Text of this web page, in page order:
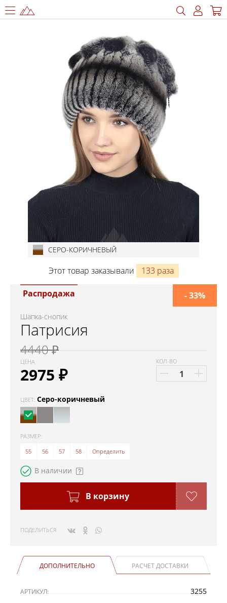
СЕРО-КОРИЧНЕВЫЙ
Этот товар заказывали 133 раза
Распродажа
Шапка-снопик
Патрисия
4440 ₽
ЦЕНА
2975 ₽
- 33%
КОЛ-ВО
ЦВЕТ: Серо-коричневый
РАЗМЕР:
55
56 57 58 Определить
В наличии
В корзину
ПОДЕЛИТЬСЯ
ДОПОЛНИТЕЛЬНО РАСЧЕТ ДОСТАВКИ
АРТИКУЛ: 3255